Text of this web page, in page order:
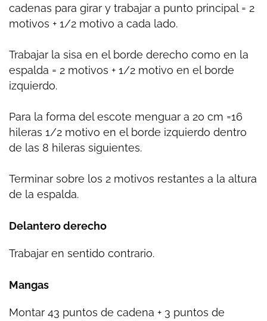
cadenas para girar y trabajar a punto principal = 2
motivos + 1/2 motivo a cada lado.
Trabajar la sisa en el borde derecho como en la
espalda = 2 motivos + 1/2 motivo en el borde
izquierdo.
Para la forma del escote menguar a 20 cm =16
hileras 1/2 motivo en el borde izquierdo dentro
de las 8 hileras siguientes.
Terminar sobre los 2 motivos restantes a la altura
de la espalda.
Delantero derecho
Trabajar en sentido contrario.
Mangas
Montar 43 puntos de cadena + 3 puntos de